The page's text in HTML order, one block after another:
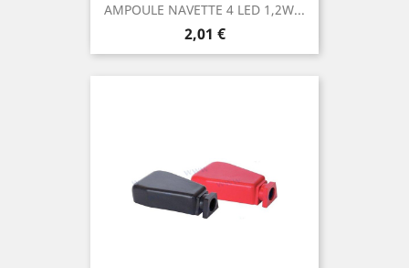
AMPOULE NAVETTE 4 LED 1,2W...
Prix
2,01 €